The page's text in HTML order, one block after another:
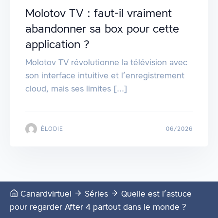
Molotov TV : faut-il vraiment
abandonner sa box pour cette
application ?
Molotov TV révolutionne la télévision avec
son interface intuitive et l’enregistrement
cloud, mais ses limites [...]
ÉLODIE 06/2026
Canardvirtuel Séries
Quelle est l’astuce
pour regarder After 4 partout dans le monde ?